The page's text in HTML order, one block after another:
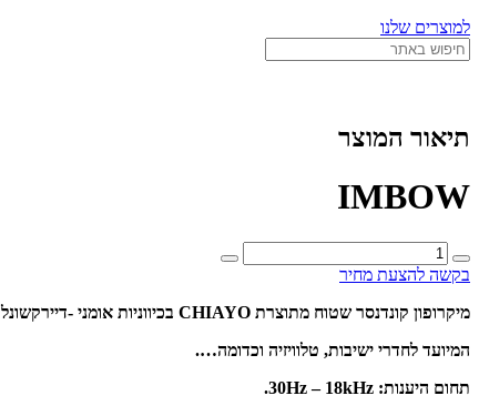
למוצרים שלנו
תיאור המוצר
IMBOW
כמות
של
בקשה להצעת מחיר
מיקרופון קונדנסר שטוח מתוצרת CHIAYO
בכיווניות אומני -דיירקשונל
המיועד לחדרי ישיבות, טלוויזיה וכדומה….
תחום היענות: 30Hz – 18kHz.